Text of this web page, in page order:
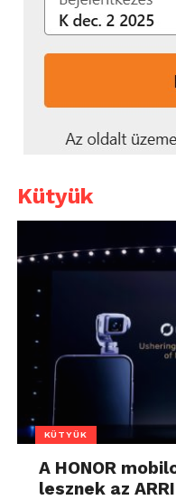
Kütyük
KÜTYÜK
A HONOR
lesznek az